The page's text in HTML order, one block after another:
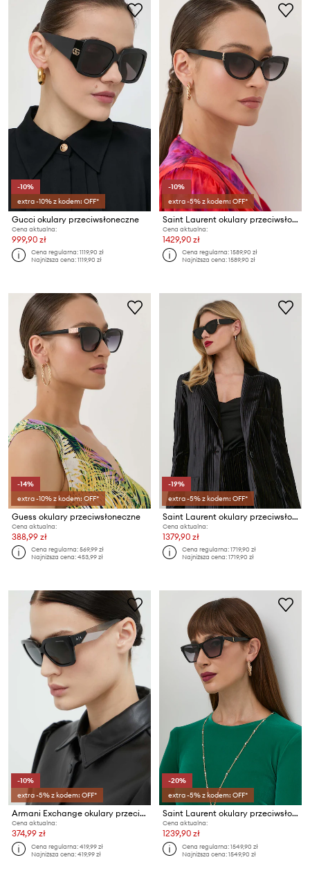
-10%
extra -10% z kodem: OFF*
Gucci okulary przeciwsłoneczne
Cena aktualna:
999,90 zł
Cena regularna:1119,90 zł
Najniższa cena:1119,90 zł
-10%
extra -5% z kodem: OFF*
Saint Laurent okulary przeciwsłoneczne
Cena aktualna:
1429,90 zł
Cena regularna:1589,90 zł
Najniższa cena:1589,90 zł
-14%
extra -10% z kodem: OFF*
Guess okulary przeciwsłoneczne
Cena aktualna:
388,99 zł
Cena regularna:569,99 zł
Najniższa cena:453,99 zł
-19%
extra -5% z kodem: OFF*
Saint Laurent okulary przeciwsłoneczne
Cena aktualna:
1379,90 zł
Cena regularna:1719,90 zł
Najniższa cena:1719,90 zł
-10%
extra -5% z kodem: OFF*
Armani Exchange okulary przeciwsłoneczne damskie
Cena aktualna:
374,99 zł
Cena regularna:419,99 zł
Najniższa cena:419,99 zł
-20%
extra -5% z kodem: OFF*
Saint Laurent okulary przeciwsłoneczne
Cena aktualna:
1239,90 zł
Cena regularna:1549,90 zł
Najniższa cena:1549,90 zł